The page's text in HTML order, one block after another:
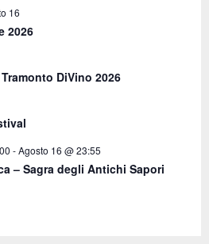
16
2026
DiVino 2026
-Agosto 16 @ 23:55
– Sagra degli Antichi Sapori